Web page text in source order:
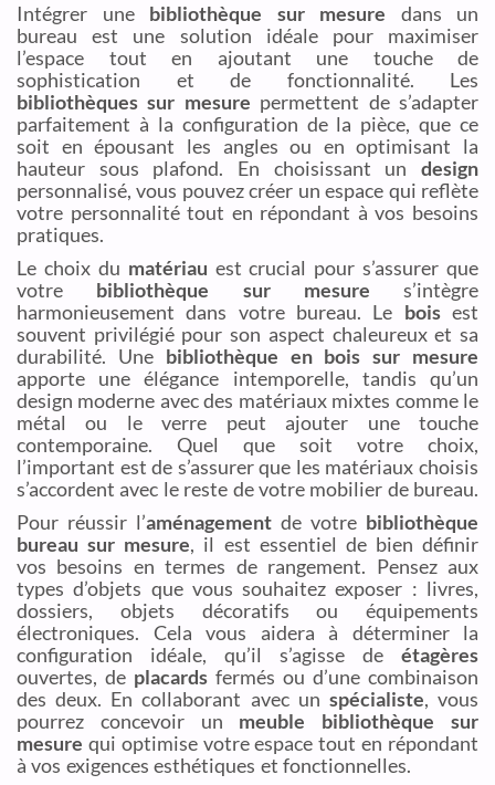
Intégrer une bibliothèque sur mesure dans un
bureau est une solution idéale pour maximiser
l’espace tout en ajoutant une touche de
sophistication et de fonctionnalité. Les
bibliothèques sur mesure permettent de s’adapter
parfaitement à la configuration de la pièce, que ce
soit en épousant les angles ou en optimisant la
hauteur sous plafond. En choisissant un design
personnalisé, vous pouvez créer un espace qui reflète
votre personnalité tout en répondant à vos besoins
pratiques.
Le choix du matériau est crucial pour s’assurer que
votre bibliothèque sur mesure s’intègre
harmonieusement dans votre bureau. Le boisest
souvent privilégié pour son aspect chaleureux et sa
durabilité. Une bibliothèque en bois sur mesure
apporte une élégance intemporelle, tandis qu’un
design moderne avec des matériaux mixtes comme le
métal ou le verre peut ajouter une touche
contemporaine. Quel que soit votre choix,
l’important est de s’assurer que les matériaux choisis
s’accordent avec le reste de votre mobilier de bureau.
Pour réussir l’aménagement de votre bibliothèque
bureau sur mesure, il est essentiel de bien définir
vos besoins en termes de rangement. Pensez aux
types d’objets que vous souhaitez exposer : livres,
dossiers, objets décoratifs ou équipements
électroniques. Cela vous aidera à déterminer la
configuration idéale, qu’il s’agisse de étagères
ouvertes, de placards fermés ou d’une combinaison
des deux. En collaborant avec un spécialiste, vous
pourrez concevoir un meuble bibliothèque sur
mesure qui optimise votre espace tout en répondant
à vos exigences esthétiques et fonctionnelles.